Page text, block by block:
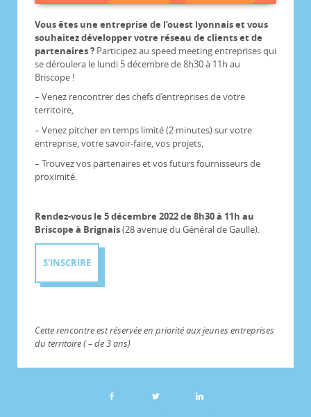
Vous êtes une entreprise de l’ouest lyonnais et vous
souhaitez développer votre réseau de clients et de
partenaires ? Participez au speed meeting entreprises qui
se déroulera le lundi 5 décembre de 8h30 à 11h au
Briscope !
– Venez rencontrer des chefs d’entreprises de votre
territoire,
– Venez pitcher en temps limité (2 minutes) sur votre
entreprise, votre savoir-faire, vos projets,
– Trouvez vos partenaires et vos futurs fournisseurs de
proximité.
Rendez-vous le 5 décembre 2022 de 8h30 à 11h au
Briscope à Brignais(28 avenue du Général de Gaulle).
S’INSCRIRE
Cette rencontre est réservée en priorité aux jeunes entreprises
du territoire ( – de 3 ans)